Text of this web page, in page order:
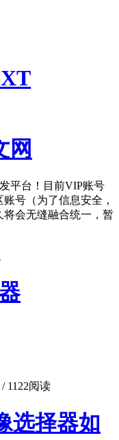
网
平台！目前VIP账号
号（为了信息安全，
会无缝融合统一，暂
/1122阅读
选择器如